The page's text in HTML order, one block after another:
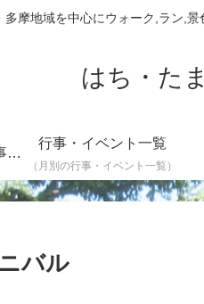
多摩地域を中心にウォーク,ラン,
はち・た
2026年8月：主な行事・イベント一覧
行事・イベント一覧
（月別の行事・イベント一覧）
バル